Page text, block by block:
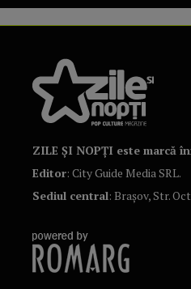
ZILE ȘI NOPȚI este marcă
Editor: City Guide Media SRL.
Sediul central: Brașov, Str.